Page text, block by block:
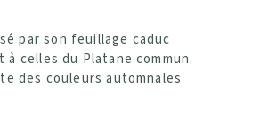
par son feuillage caduc
celles du Platane commun.
des couleurs automnales